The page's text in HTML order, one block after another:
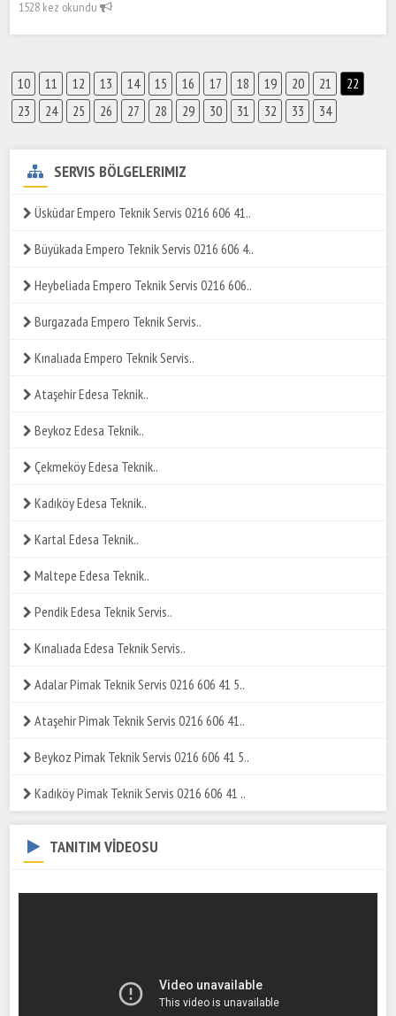
1528 kez okundu
10 11 12 13 14 15 16 17 18 19 20 21
22
23
24 25 26 27 28 29 30 31 32 33 34
SERVIS BÖLGELERIMIZ
Üsküdar Empero Teknik Servis 0216 606 41..
Büyükada Empero Teknik Servis 0216 606 4..
Heybeliada Empero Teknik Servis 0216 606..
Burgazada Empero Teknik Servis..
Kınalıada Empero Teknik Servis..
Ataşehir Edesa Teknik..
Beykoz Edesa Teknik..
Çekmeköy Edesa Teknik..
Kadıköy Edesa Teknik..
Kartal Edesa Teknik..
Maltepe Edesa Teknik..
Pendik Edesa Teknik Servis..
Kınalıada Edesa Teknik Servis..
Adalar Pimak Teknik Servis 0216 606 41 5..
Ataşehir Pimak Teknik Servis 0216 606 41..
Beykoz Pimak Teknik Servis 0216 606 41 5..
Kadıköy Pimak Teknik Servis 0216 606 41 ..
TANITIM VİDEOSU